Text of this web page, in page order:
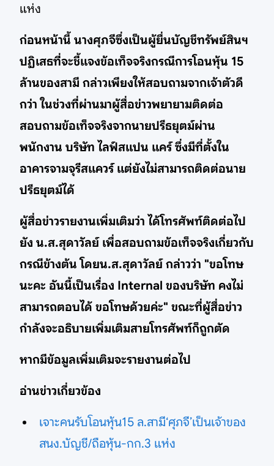
แห่ง
ก่อนหน้านี้ นางศุภจีซึ่งเป็นผู้ยื่นบัญชีทรัพย์สินฯ
ปฏิเสธที่จะชี้แจงข้อเท็จจริงกรณีการโอนหุ้น 15
ล้านของสามี กล่าวเพียงให้สอบถามจากเจ้าตัวดี
กว่า ในช่วงที่ผ่านมาผู้สื่อข่าวพยายามติดต่อ
สอบถามข้อเท็จจริงจากนายปรีธยุตม์ผ่าน
พนักงาน บริษัท ไลฟ์สแปน แคร์ ซึ่งมีที่ตั้งใน
อาคารจามจุรีสแควร์ แต่ยังไม่สามารถติดต่อนาย
ปรีธยุตม์ได้
ผู้สื่อข่าวรายงานเพิ่มเติมว่า ได้โทรศัพท์ติดต่อไป
ยัง น.ส.สุดาวัลย์ เพื่อสอบถามข้อเท็จจริงเกี่ยวกับ
กรณีข้างต้น โดยน.ส.สุดาวัลย์ กล่าวว่า "ขอโทษ
นะคะ อันนี้เป็นเรื่อง Internal ของบริษัท คงไม่
สามารถตอบได้ ขอโทษด้วยค่ะ" ขณะที่ผู้สื่อข่าว
กำลังจะอธิบายเพิ่มเติมสายโทรศัพท์ก็ถูกตัด
หากมีข้อมูลเพิ่มเติมจะรายงานต่อไป
อ่านข่าวเกี่ยวข้อง
เจาะคนรับโอนหุ้น15 ล.สามี‘ศุภจี’เป็นเจ้าของ
สนง.บัญชี/ถือหุ้น-กก.3 แห่ง